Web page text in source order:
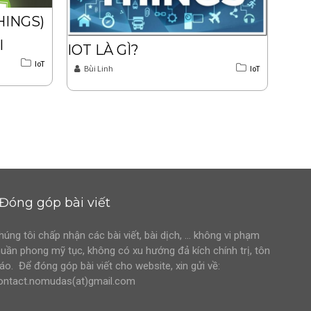
IoT
IOT LÀ GÌ?
Bùi Linh IoT
góp bài viết
tôi chấp nhận các bài viết, bài dịch, … không vi phạm
phong mỹ tục, không có xu hướng đả kích chính trị, tôn
Để đóng góp bài viết cho website, xin gửi về: